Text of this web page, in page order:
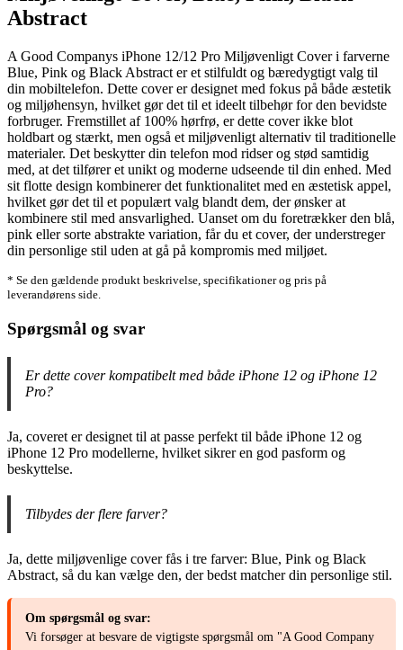
Abstract
A Good Companys iPhone 12/12 Pro Miljøvenligt Cover i farverne
Blue, Pink og Black Abstract er et stilfuldt og bæredygtigt valg til
din mobiltelefon. Dette cover er designet med fokus på både æstetik
og miljøhensyn, hvilket gør det til et ideelt tilbehør for den bevidste
forbruger. Fremstillet af 100% hørfrø, er dette cover ikke blot
holdbart og stærkt, men også et miljøvenligt alternativ til traditionelle
materialer. Det beskytter din telefon mod ridser og stød samtidig
med, at det tilfører et unikt og moderne udseende til din enhed. Med
sit flotte design kombinerer det funktionalitet med en æstetisk appel,
hvilket gør det til et populært valg blandt dem, der ønsker at
kombinere stil med ansvarlighed. Uanset om du foretrækker den blå,
pink eller sorte abstrakte variation, får du et cover, der understreger
din personlige stil uden at gå på kompromis med miljøet.
* Se den gældende produkt beskrivelse, specifikationer og pris på
leverandørens side.
Spørgsmål og svar
Er dette cover kompatibelt med både iPhone 12 og iPhone 12
Pro?
Ja, coveret er designet til at passe perfekt til både iPhone 12 og
iPhone 12 Pro modellerne, hvilket sikrer en god pasform og
beskyttelse.
Tilbydes der flere farver?
Ja, dette miljøvenlige cover fås i tre farver: Blue, Pink og Black
Abstract, så du kan vælge den, der bedst matcher din personlige stil.
Om spørgsmål og svar:
Vi forsøger at besvare de vigtigste spørgsmål om "A Good Company